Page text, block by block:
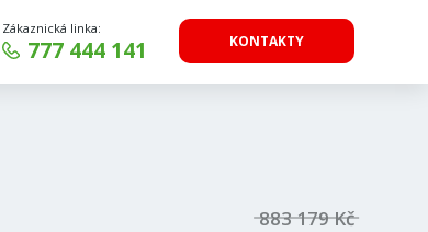
Zákaznická linka:
777 444 141 KONTAKTY
883 179 Kč